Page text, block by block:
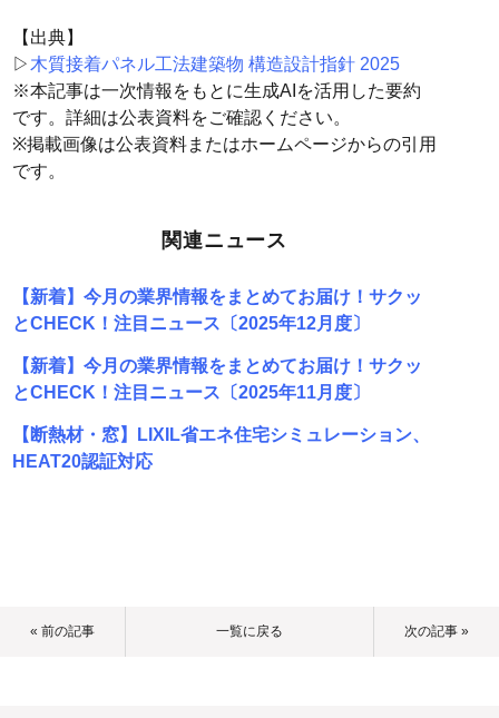
【出典】
▷ 木質接着パネル工法建築物 構造設計指針 2025
※本記事は一次情報をもとに生成AIを活用した要約
です。詳細は公表資料をご確認ください。
※掲載画像は公表資料またはホームページからの引用
です。
関連ニュース
【新着】今月の業界情報をまとめてお届け！サクッ
とCHECK！注目ニュース〔2025年12月度〕
【新着】今月の業界情報をまとめてお届け！サクッ
とCHECK！注目ニュース〔2025年11月度〕
【断熱材・窓】LIXIL省エネ住宅シミュレーション、
HEAT20認証対応
« 前の記事 一覧に戻る 次の記事 »